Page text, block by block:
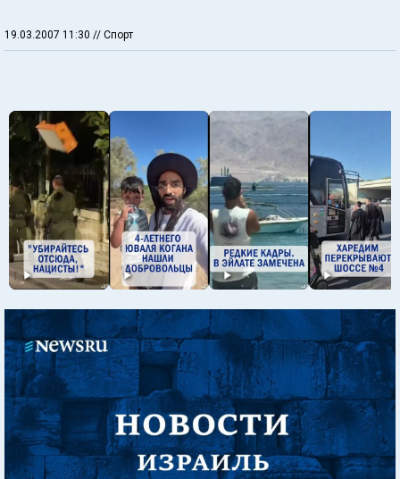
19.03.2007 11:30 // Спорт